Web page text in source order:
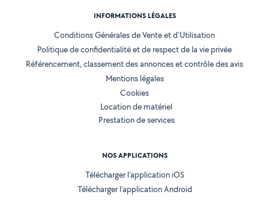
INFORMATIONS LÉGALES
Conditions Générales de Vente et d'Utilisation
Politique de confidentialité et de respect de la vie privée
Référencement, classement des annonces et contrôle des avis
Mentions légales
Cookies
Location de matériel
Prestation de services
NOS APPLICATIONS
Télécharger l’application iOS
Télécharger l’application Android